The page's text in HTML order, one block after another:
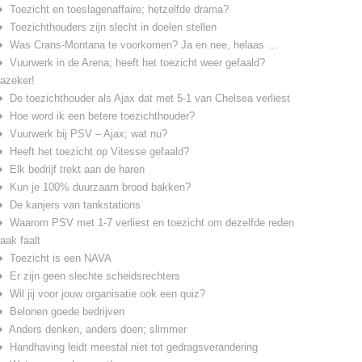
Toezicht en toeslagenaffaire; hetzelfde drama?
Toezichthouders zijn slecht in doelen stellen
Was Crans-Montana te voorkomen? Ja en nee, helaas …
Vuurwerk in de Arena; heeft het toezicht weer gefaald?
De toezichthouder als Ajax dat met 5-1 van Chelsea verliest
Hoe word ik een betere toezichthouder?
Vuurwerk bij PSV – Ajax; wat nu?
Heeft het toezicht op Vitesse gefaald?
Elk bedrijf trekt aan de haren
Kun je 100% duurzaam brood bakken?
De kanjers van tankstations
Waarom PSV met 1-7 verliest en toezicht om dezelfde reden
faalt
Toezicht is een NAVA
Er zijn geen slechte scheidsrechters
Wil jij voor jouw organisatie ook een quiz?
Belonen goede bedrijven
Anders denken, anders doen; slimmer
Handhaving leidt meestal niet tot gedragsverandering